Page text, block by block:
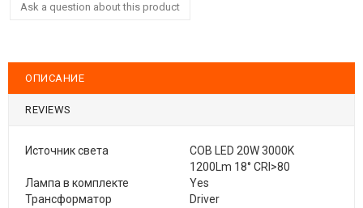
Ask a question about this product
ОПИСАНИЕ
REVIEWS
Источник света
COB LED 20W 3000K
1200Lm 18° CRI>80
Лампа в комплекте
Yes
Трансформатор
Driver